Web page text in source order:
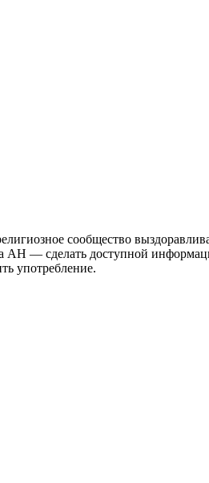
сообщество
АН — сделать доступной
употребление.